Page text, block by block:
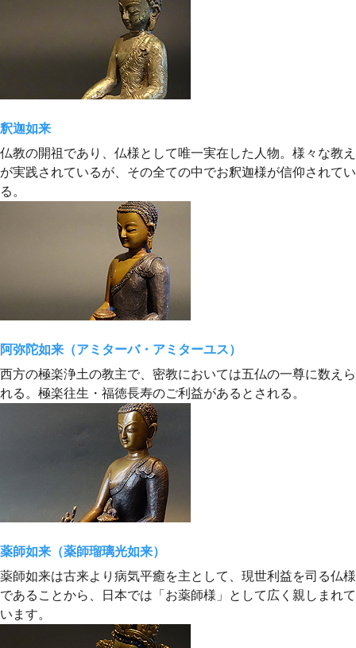
釈迦如来
仏教の開祖であり、仏様として唯一実在した人物。様々な教え
が実践されているが、その全ての中でお釈迦様が信仰されてい
る。
阿弥陀如来（アミターバ・アミターユス）
西方の極楽浄土の教主で、密教においては五仏の一尊に数えら
れる。極楽往生・福徳長寿のご利益があるとされる。
薬師如来（薬師瑠璃光如来）
薬師如来は古来より病気平癒を主として、現世利益を司る仏様
であることから、日本では「お薬師様」として広く親しまれて
います。